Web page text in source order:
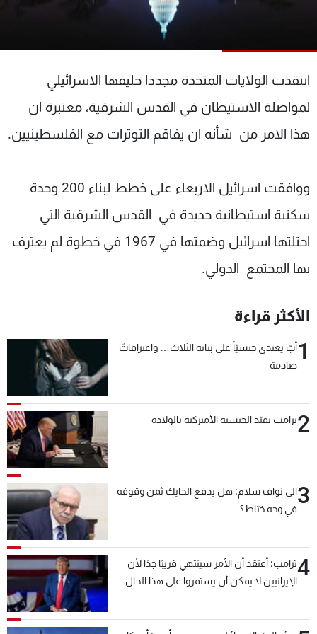
انتقدت الولايات المتحدة مجددا حليفها الاسرائيلي
لمواصلة الاستيطان في القدس الشرقية، معتبرة ان
هذا الامر من شأنه ان يفاقم التوترات مع الفلسطينيين.
ووافقت اسرائيل الاربعاء على خطط لبناء 200 وحدة
سكنية استيطانية جديدة في القدس الشرقية التي
احتلتها اسرائيل وضمتها في 1967 في خطوة لم يعترف
بها المجتمع الدولي.
الأكثر قراءة
1أبٌ يعتدي جنسيّاً على بناته الثلاث… واعترافاتٌ
صادمة
2ترامب يقيّد الجنسية الأميركية بالولادة
3الى نواف سلام: هل يدفع الحايك ثمن وقوفه
في وجه خيّاط؟
4ترامب: أعتقد أن الأمر سينتهي قريبًا جدًا لأن
الإيرانيين لا يمكن أن يستمروا على هذا الحال
عن MTV
لاعلاناتكم
وظائف
شروط الإسـتخدام